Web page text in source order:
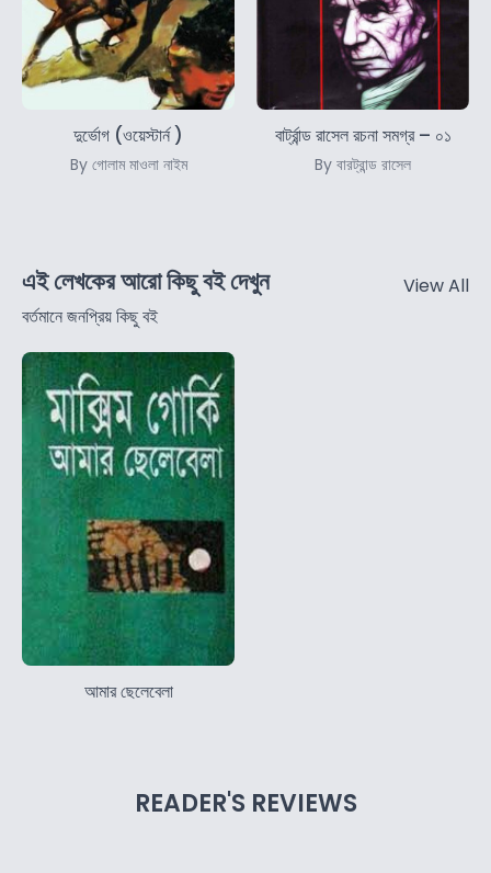
দুর্ভোগ (ওয়েস্টার্ন )
By গোলাম মাওলা নাইম
বার্ট্রান্ড রাসেল রচনা সমগ্র – ০১
By বারট্রান্ড রাসেল
এই লেখকের আরো কিছু বই দেখুন
বর্তমানে জনপ্রিয় কিছু বই
View All
আমার ছেলেবেলা
READER'S REVIEWS